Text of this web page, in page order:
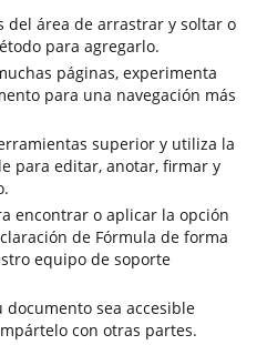
del área de arrastrar y soltar o
para agregarlo.
páginas, experimenta
para una navegación más
superior y utiliza la
para editar, anotar, firmar y
encontrar o aplicar la opción
de Fórmula de forma
equipo de soporte
documento sea accesible
con otras partes.